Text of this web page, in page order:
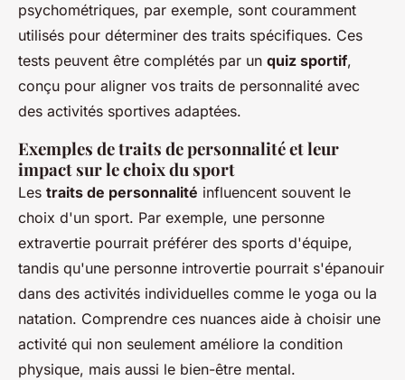
psychométriques, par exemple, sont couramment
utilisés pour déterminer des traits spécifiques. Ces
tests peuvent être complétés par un quiz sportif,
conçu pour aligner vos traits de personnalité avec
des activités sportives adaptées.
Exemples de traits de personnalité et leur
impact sur le choix du sport
Les traits de personnalité influencent souvent le
choix d'un sport. Par exemple, une personne
extravertie pourrait préférer des sports d'équipe,
tandis qu'une personne introvertie pourrait s'épanouir
dans des activités individuelles comme le yoga ou la
natation. Comprendre ces nuances aide à choisir une
activité qui non seulement améliore la condition
physique, mais aussi le bien-être mental.